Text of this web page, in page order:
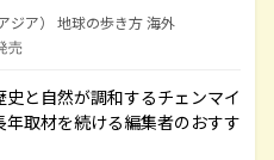
ジア） 地球の歩き方 海外
売
と自然が調和するチェンマイ
取材を続ける編集者のおすす